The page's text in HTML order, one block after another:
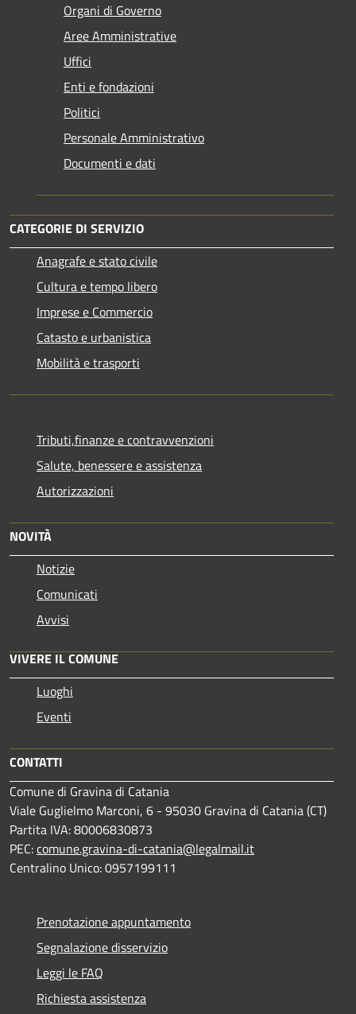
Organi di Governo
Aree Amministrative
Uffici
Enti e fondazioni
Politici
Personale Amministrativo
Documenti e dati
CATEGORIE DI SERVIZIO
Anagrafe e stato civile
Cultura e tempo libero
Imprese e Commercio
Catasto e urbanistica
Mobilità e trasporti
Tributi,finanze e contravvenzioni
Salute, benessere e assistenza
Autorizzazioni
NOVITÀ
Notizie
Comunicati
Avvisi
VIVERE IL COMUNE
Luoghi
Eventi
CONTATTI
Comune di Gravina di Catania
Viale Guglielmo Marconi, 6 - 95030 Gravina di Catania (CT)
Partita IVA: 80006830873
PEC:comune.gravina-di-catania@legalmail.it
Centralino Unico: 0957199111
Prenotazione appuntamento
Segnalazione disservizio
Leggi le FAQ
Richiesta assistenza